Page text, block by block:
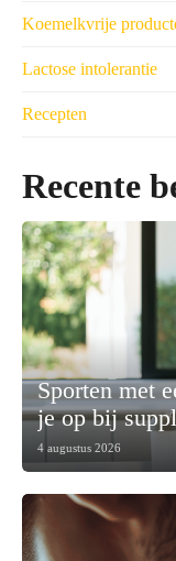
Koemelkvrije
Lactose intolerantie
Recepten
Recente
Sporten met
je op bij
4 augustus 2026